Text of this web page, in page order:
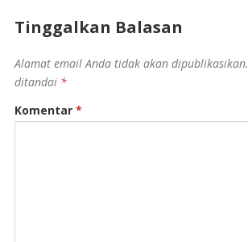
Tinggalkan Balasan
Alamat email Anda tidak akan dipublikasikan.
ditandai *
Komentar *